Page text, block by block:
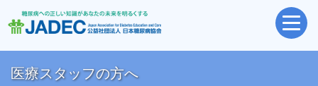
医療スタッフの方へ